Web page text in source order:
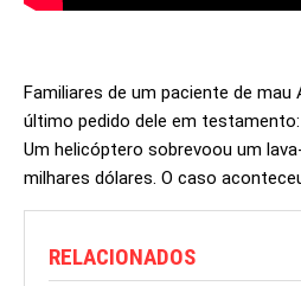
Familiares de um paciente de mau
último pedido dele em
Um helicóptero sobrevoou um
milhares dólares. O caso
RELACIONADOS